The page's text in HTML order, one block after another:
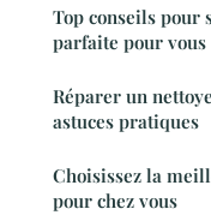
Top conseils pour
parfaite pour vous
Réparer un
astuces pratiques
Choisissez la
pour chez vous